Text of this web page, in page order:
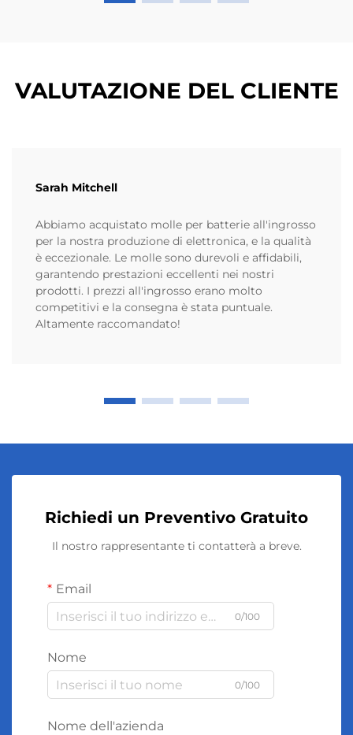
VALUTAZIONE DEL CLIENTE
Sarah Mitchell
Abbiamo acquistato molle per batterie all'ingrosso
per la nostra produzione di elettronica, e la qualità
è eccezionale. Le molle sono durevoli e affidabili,
garantendo prestazioni eccellenti nei nostri
prodotti. I prezzi all'ingrosso erano molto
competitivi e la consegna è stata puntuale.
Altamente raccomandato!
Richiedi un Preventivo Gratuito
Il nostro rappresentante ti contatterà a breve.
Email
0/100
Nome
0/100
Nome dell'azienda